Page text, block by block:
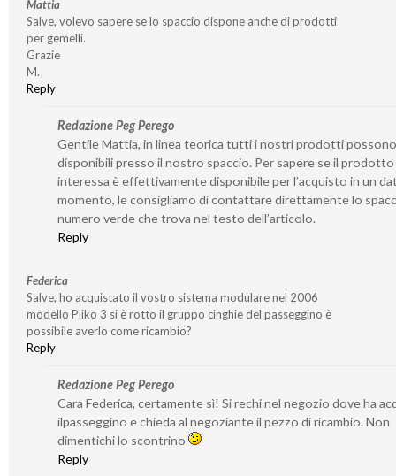
Mattia
Salve, volevo sapere se lo spaccio dispone anche di prodotti
per gemelli.
Grazie
M.
Reply
Redazione Peg Perego
Gentile Mattia, in linea teorica tutti i nostri prodotti
disponibili presso il nostro spaccio. Per sapere se il prodotto
interessa è effettivamente disponibile per l’acquisto in un
momento, le consigliamo di contattare direttamente lo
numero verde che trova nel testo dell’articolo.
Reply
Federica
Salve, ho acquistato il vostro sistema modulare nel 2006
modello Pliko 3 si è rotto il gruppo cinghie del passeggino è
possibile averlo come ricambio?
Reply
Redazione Peg Perego
Cara Federica, certamente sì! Si rechi nel negozio dove ha
ilpasseggino e chieda al negoziante il pezzo di ricambio. Non
dimentichi lo scontrino
Reply